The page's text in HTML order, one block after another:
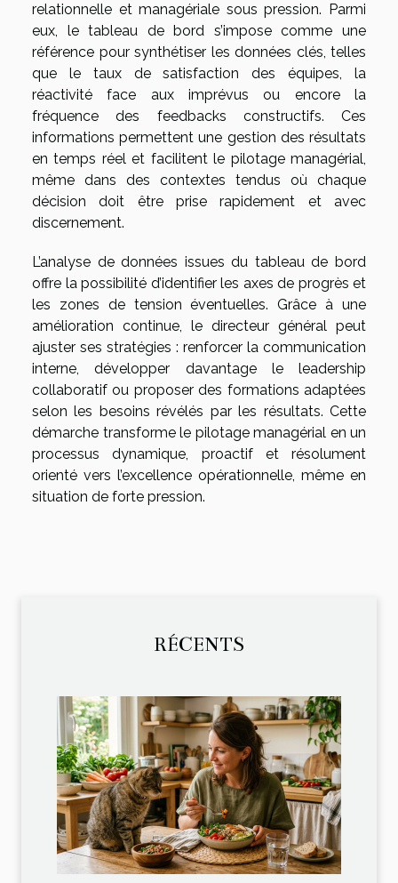
relationnelle et managériale sous pression. Parmi
eux, le tableau de bord s’impose comme une
référence pour synthétiser les données clés, telles
que le taux de satisfaction des équipes, la
réactivité face aux imprévus ou encore la
fréquence des feedbacks constructifs. Ces
informations permettent une gestion des résultats
en temps réel et facilitent le pilotage managérial,
même dans des contextes tendus où chaque
décision doit être prise rapidement et avec
discernement.
L’analyse de données issues du tableau de bord
offre la possibilité d’identifier les axes de progrès et
les zones de tension éventuelles. Grâce à une
amélioration continue, le directeur général peut
ajuster ses stratégies : renforcer la communication
interne, développer davantage le leadership
collaboratif ou proposer des formations adaptées
selon les besoins révélés par les résultats. Cette
démarche transforme le pilotage managérial en un
processus dynamique, proactif et résolument
orienté vers l’excellence opérationnelle, même en
situation de forte pression.
RÉCENTS